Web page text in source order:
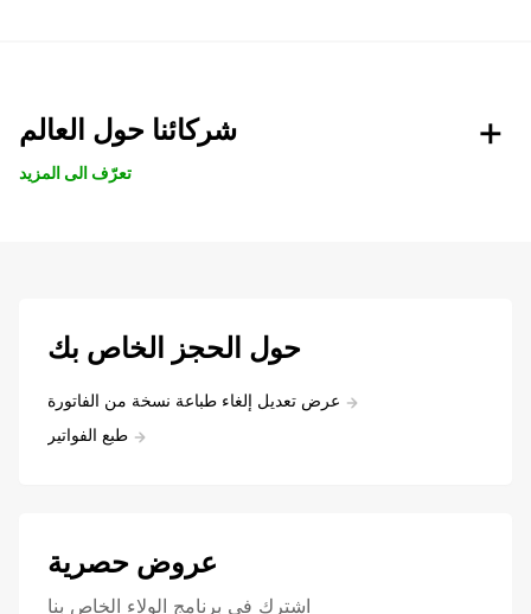
شركائنا حول العالم
تعرّف الى المزيد
حول الحجز الخاص بك
عرض تعديل إلغاء طباعة نسخة من الفاتورة
طبع الفواتير
عروض حصرية
اشترك في برنامج الولاء الخاص بنا